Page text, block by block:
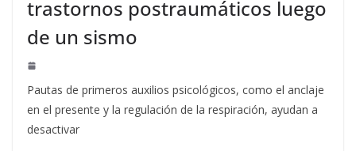
trastornos postraumáticos luego
de un sismo
Pautas de primeros auxilios psicológicos, como el anclaje
en el presente y la regulación de la respiración, ayudan a
desactivar